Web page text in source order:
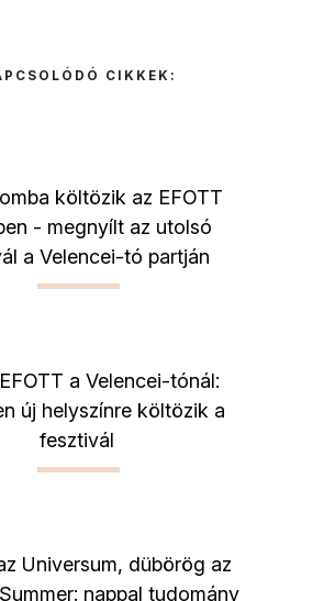
CIKKEK:
költözik az EFOTT
- megnyílt az utolsó
a Velencei-tó partján
a Velencei-tónál:
új helyszínre költözik a
fesztivál
Universum, dübörög az
nappal tudomány